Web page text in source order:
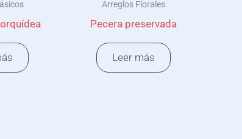
Arreglos Florales
Pecera preservada
Leer más